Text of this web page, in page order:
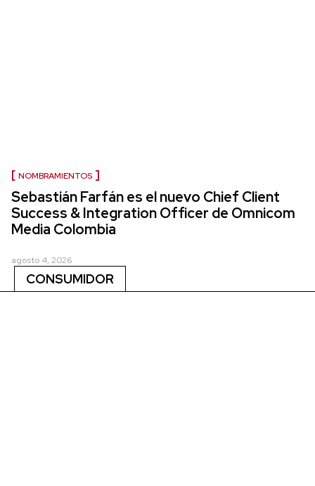
NOMBRAMIENTOS
Sebastián Farfán es el nuevo Chief Client
Success & Integration Officer de Omnicom
Media Colombia
agosto 4, 2026
CONSUMIDOR